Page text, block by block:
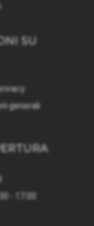
SU
generali
- 17:00